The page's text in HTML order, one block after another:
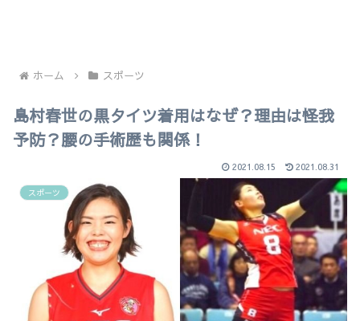
ホーム スポーツ
島村春世の黒タイツ着用はなぜ？理由は怪我
予防？腰の手術歴も関係！
2021.08.15 2021.08.31
スポーツ